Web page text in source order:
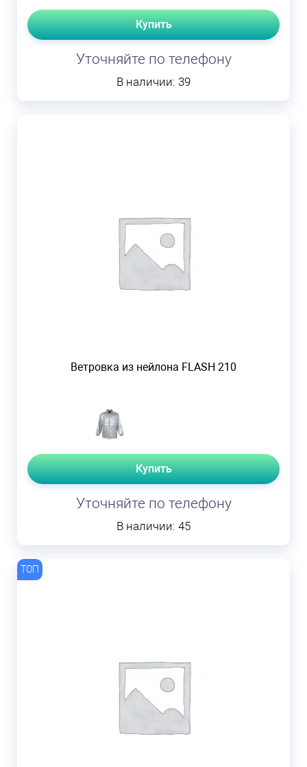
Купить
Уточняйте по телефону
В наличии: 39
Ветровка из нейлона FLASH 210
Купить
Уточняйте по телефону
В наличии: 45